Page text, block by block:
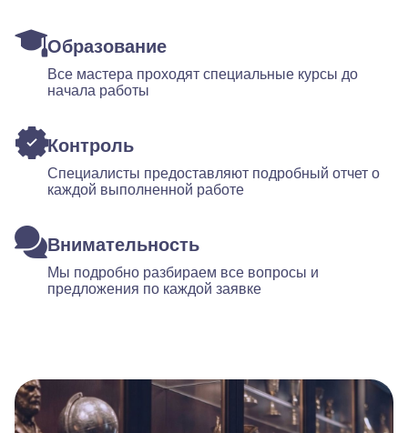
Образование
Все мастера проходят специальные курсы до
начала работы
Контроль
Специалисты предоставляют подробный отчет о
каждой выполненной работе
Внимательность
Мы подробно разбираем все вопросы и
предложения по каждой заявке